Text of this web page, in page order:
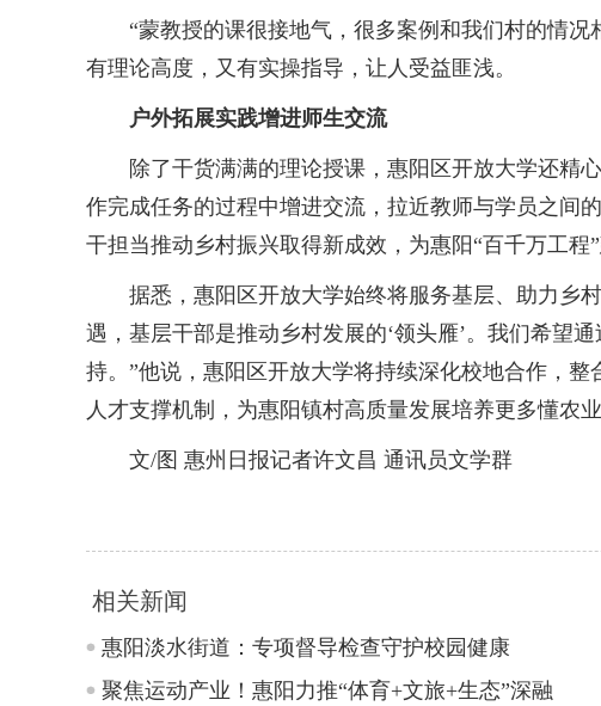
“蒙教授的课很接地气，很多案例和我们村的情况
有理论高度，又有实操指导，让人受益匪浅。
户外拓展实践增进师生交流
除了干货满满的理论授课，惠阳区开放大学还精心
作完成任务的过程中增进交流，拉近教师与学员之间
干担当推动乡村振兴取得新成效，为惠阳“百千万工程”
据悉，惠阳区开放大学始终将服务基层、助力乡村
遇，基层干部是推动乡村发展的‘领头雁’。我们希望
持。”他说，惠阳区开放大学将持续深化校地合作，
人才支撑机制，为惠阳镇村高质量发展培养更多懂农
文/图 惠州日报记者许文昌 通讯员文学群
相关新闻
惠阳淡水街道：专项督导检查守护校园健康
聚焦运动产业！惠阳力推“体育+文旅+生态”深融